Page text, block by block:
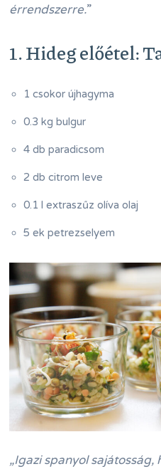
érrendszerre.”
1. Hideg előétel:
1 csokor újhagyma
0.3 kg bulgur
4 db paradicsom
2 db citrom leve
0.1 l extraszűz olíva olaj
5 ek petrezselyem
„Igazi spanyol sajátosság,